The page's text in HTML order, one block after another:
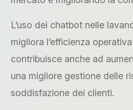
L’uso dei chatbot nelle
migliora l’efficienza
contribuisce anche ad
una migliore gestione delle
soddisfazione dei clienti.